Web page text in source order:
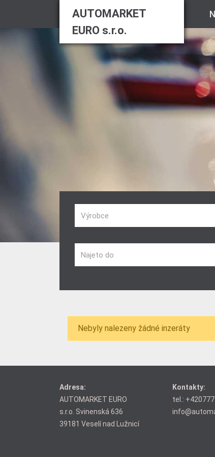
AUTOMARKET
EURO s.r.o.
Výrobce
Najeto do
Nebyly nalezeny žádné inzeráty
Adresa:
AUTOMARKET EURO
s.r.o. Svinenská 636
39181 Veselí nad Lužnicí
Kontakty:
tel.: